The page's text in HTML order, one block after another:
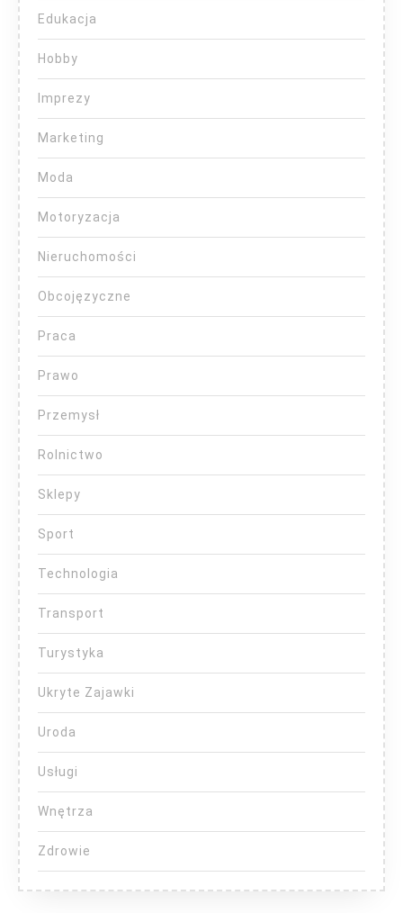
Edukacja
Hobby
Imprezy
Marketing
Moda
Motoryzacja
Nieruchomości
Obcojęzyczne
Praca
Prawo
Przemysł
Rolnictwo
Sklepy
Sport
Technologia
Transport
Turystyka
Ukryte Zajawki
Uroda
Usługi
Wnętrza
Zdrowie